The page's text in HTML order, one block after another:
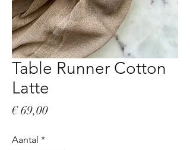
Table Runner Cotton
Latte
€ 69,00Prijs
Aantal *